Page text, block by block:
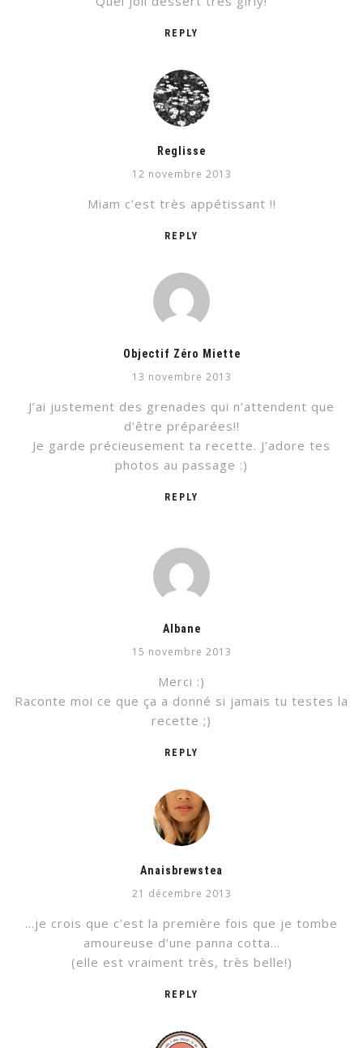
REPLY
Reglisse
12 novembre 2013
REPLY
Miam c’est très appétissant !!
Objectif Zéro Miette
13 novembre 2013
REPLY
J’ai justement des grenades qui n’attendent que
d’être préparées!!
Je garde précieusement ta recette. J’adore tes
photos au passage :)
Albane
15 novembre 2013
REPLY
Merci :)
Raconte moi ce que ça a donné si jamais tu testes la
recette ;)
Anaisbrewstea
21 décembre 2013
REPLY
…je crois que c’est la première fois que je tombe
amoureuse d’une panna cotta…
(elle est vraiment très, très belle!)